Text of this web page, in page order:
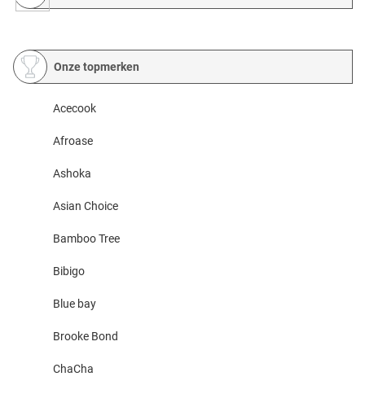
Onze topmerken
Acecook
Afroase
Ashoka
Asian Choice
Bamboo Tree
Bibigo
Blue bay
Brooke Bond
ChaCha